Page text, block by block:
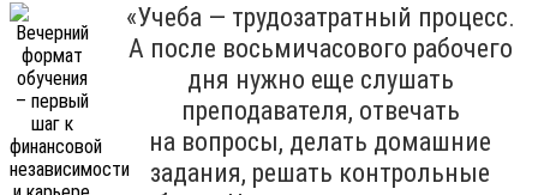
«Учеба — трудозатратный процесс.
А после восьмичасового рабочего
дня нужно еще слушать
преподавателя, отвечать
на вопросы, делать домашние
задания, решать контрольные